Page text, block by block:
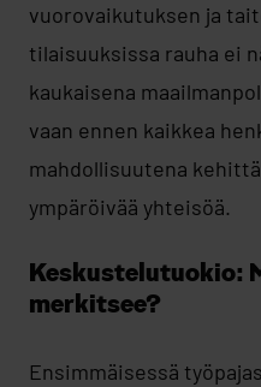
vuorovaikutuksen ja
tilaisuuksissa rauha ei
kaukaisena
vaan ennen kaikkea
mahdollisuutena
ympäröivää yhteisöä.
Keskustelutuokio:
merkitsee?
Ensimmäisessä